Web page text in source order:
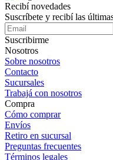
Recibí novedades
Suscríbete y recibí las
Suscribirme
Nosotros
Sobre nosotros
Contacto
Sucursales
Trabajá con nosotros
Compra
Cómo comprar
Envíos
Retiro en sucursal
Preguntas frecuentes
Términos legales